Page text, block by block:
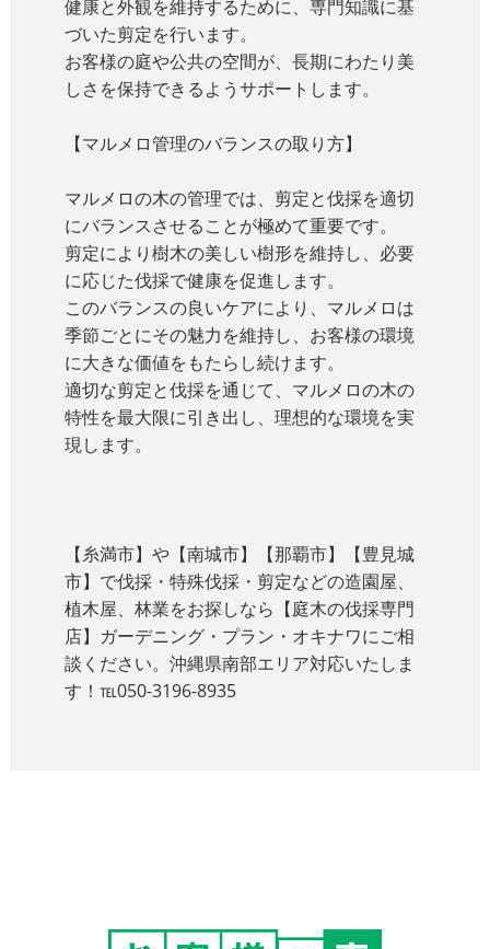
健康と外観を維持するために、専門知識に基
づいた剪定を行います。
お客様の庭や公共の空間が、長期にわたり美
しさを保持できるようサポートします。
【マルメロ管理のバランスの取り方】
マルメロの木の管理では、剪定と伐採を適切
にバランスさせることが極めて重要です。
剪定により樹木の美しい樹形を維持し、必要
に応じた伐採で健康を促進します。
このバランスの良いケアにより、マルメロは
季節ごとにその魅力を維持し、お客様の環境
に大きな価値をもたらし続けます。
適切な剪定と伐採を通じて、マルメロの木の
特性を最大限に引き出し、理想的な環境を実
現します。
【糸満市】や【南城市】【那覇市】【豊見城
市】で伐採・特殊伐採・剪定などの造園屋、
植木屋、林業をお探しなら【庭木の伐採専門
店】ガーデニング・プラン・オキナワにご相
談ください。沖縄県南部エリア対応いたしま
す！℡050-3196-8935